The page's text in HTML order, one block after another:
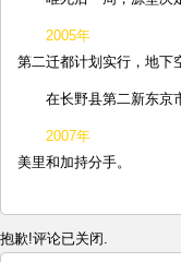
2005年
第二迁都计划实行，地下
在长野县第二新东京
2007年
美里和加持分手。
抱歉!评论已关闭.